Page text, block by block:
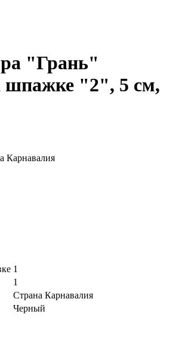
"‎Грань"
шпажке "2", 5 см,
Карнавалия
1
1
Страна Карнавалия
Черный